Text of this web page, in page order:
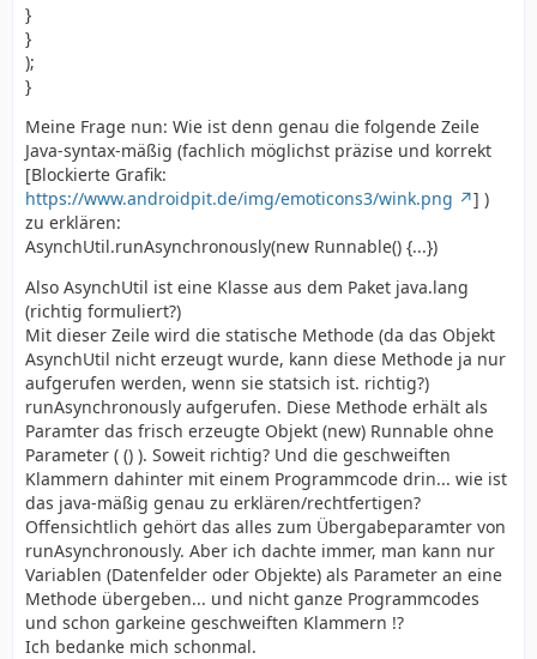
}
}
);
}
Meine Frage nun: Wie ist denn genau die folgende Zeile
Java-syntax-mäßig (fachlich möglichst präzise und korrekt
[Blockierte Grafik:
https://www.androidpit.de/img/emoticons3/wink.png
] )
zu erklären:
AsynchUtil.runAsynchronously(new Runnable() {...})
Also AsynchUtil ist eine Klasse aus dem Paket java.lang
(richtig formuliert?)
Mit dieser Zeile wird die statische Methode (da das Objekt
AsynchUtil nicht erzeugt wurde, kann diese Methode ja nur
aufgerufen werden, wenn sie statsich ist. richtig?)
runAsynchronously aufgerufen. Diese Methode erhält als
Paramter das frisch erzeugte Objekt (new) Runnable ohne
Parameter ( () ). Soweit richtig? Und die geschweiften
Klammern dahinter mit einem Programmcode drin... wie ist
das java-mäßig genau zu erklären/rechtfertigen?
Offensichtlich gehört das alles zum Übergabeparamter von
runAsynchronously. Aber ich dachte immer, man kann nur
Variablen (Datenfelder oder Objekte) als Parameter an eine
Methode übergeben... und nicht ganze Programmcodes
und schon garkeine geschweiften Klammern !?
Ich bedanke mich schonmal.